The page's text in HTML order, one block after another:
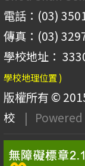
電話：(03)
傳真：(03)
學校地址：
學校地理位置 )
版權所有 ©
校
| Powered